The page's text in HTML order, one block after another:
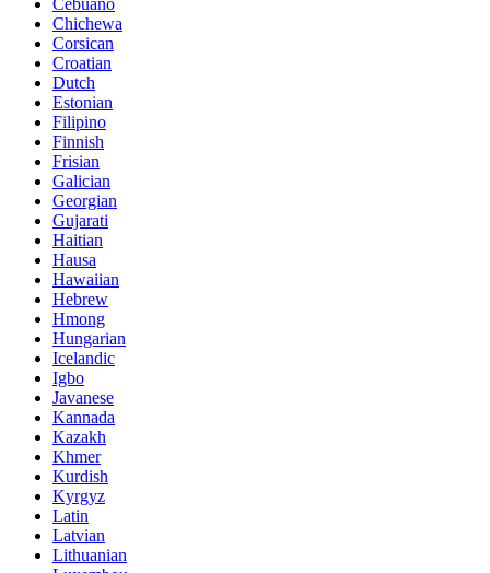
Chichewa
Corsican
Croatian
Dutch
Estonian
Filipino
Finnish
Frisian
Galician
Georgian
Gujarati
Haitian
Hausa
Hawaiian
Hebrew
Hmong
Hungarian
Icelandic
Igbo
Javanese
Kannada
Kazakh
Khmer
Kurdish
Kyrgyz
Latin
Latvian
Lithuanian